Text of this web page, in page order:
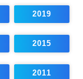
2019
2015
2011